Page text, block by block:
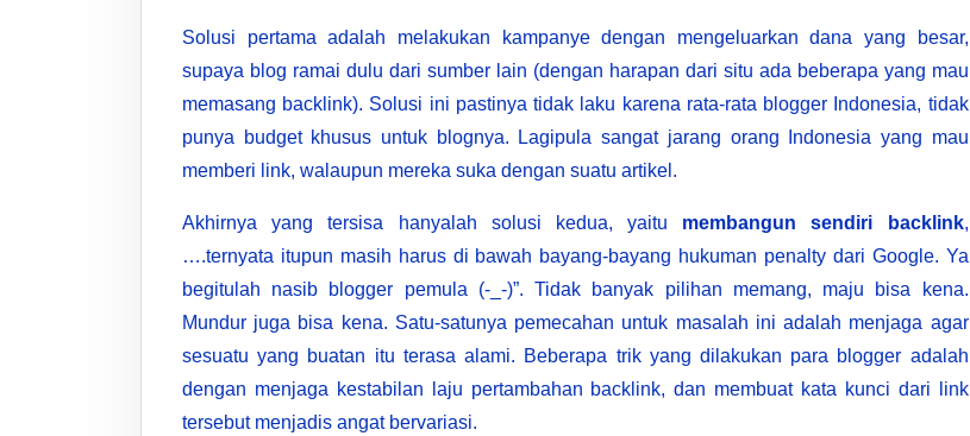
Solusi pertama adalah melakukan kampanye dengan mengeluarkan dana yang besar,
supaya blog ramai dulu dari sumber lain (dengan harapan dari situ ada beberapa yang mau
memasang backlink). Solusi ini pastinya tidak laku karena rata-rata blogger Indonesia, tidak
punya budget khusus untuk blognya. Lagipula sangat jarang orang Indonesia yang mau
memberi link, walaupun mereka suka dengan suatu artikel.
Akhirnya yang tersisa hanyalah solusi kedua, yaitu membangun sendiri backlink,
….ternyata itupun masih harus di bawah bayang-bayang hukuman penalty dari Google. Ya
begitulah nasib blogger pemula (-_-)”. Tidak banyak pilihan memang, maju bisa kena.
Mundur juga bisa kena. Satu-satunya pemecahan untuk masalah ini adalah menjaga agar
sesuatu yang buatan itu terasa alami. Beberapa trik yang dilakukan para blogger adalah
dengan menjaga kestabilan laju pertambahan backlink, dan membuat kata kunci dari link
tersebut menjadis angat bervariasi.